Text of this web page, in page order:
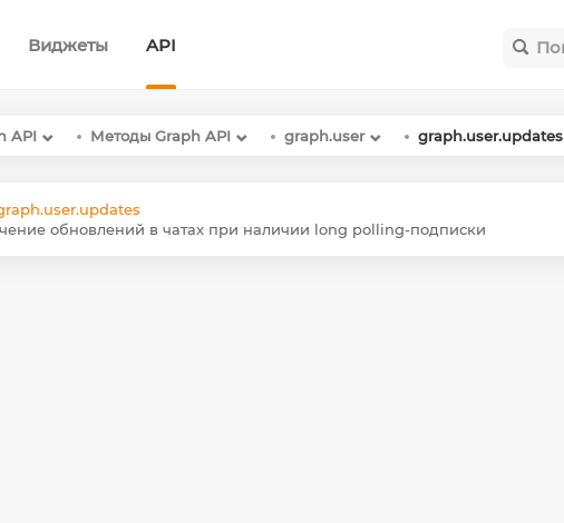
Виджеты API
API Методы Graph API graph.user graph.user.updates
обновлений в чатах при наличии long polling-подписки